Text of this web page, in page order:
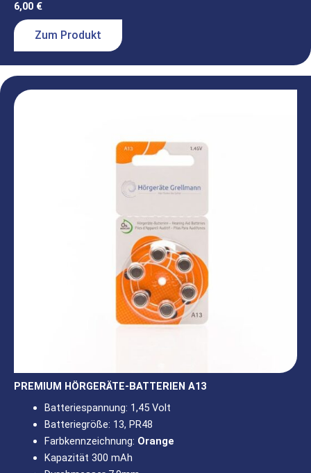
6,00 €
Zum Produkt
PREMIUM HÖRGERÄTE-BATTERIEN A13
Batteriespannung: 1,45 Volt
Batteriegröße: 13, PR48
Farbkennzeichnung: Orange
Kapazität 300 mAh